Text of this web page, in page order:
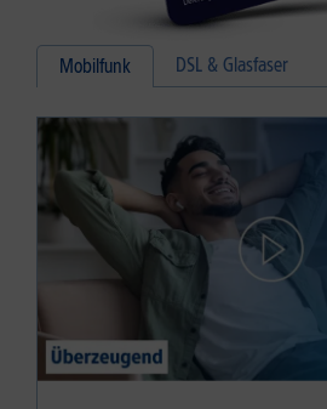
Mobilfunk DSL & Glasfaser